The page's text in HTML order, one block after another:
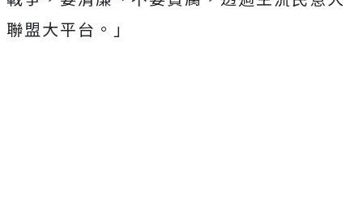
聯盟大平台。」